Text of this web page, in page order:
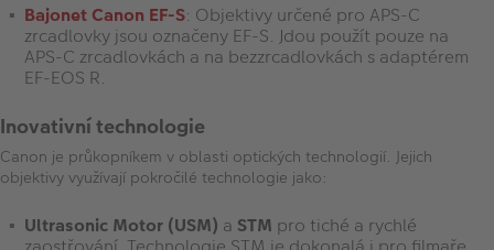
Bajonet Canon EF-S: Objektivy určené pro APS-C
zrcadlovky jsou označeny EF-S. Jdou použít pouze na
APS-C zrcadlovkách a na bezzrcadlovkách s adaptérem
EF-EOS R.
Inovativní technologie
Canon je průkopníkem v oblasti optických technologií. Jejich
objektivy využívají pokročilé technologie jako:
Ultrasonic Motor (USM) a STM pro tiché a rychlé